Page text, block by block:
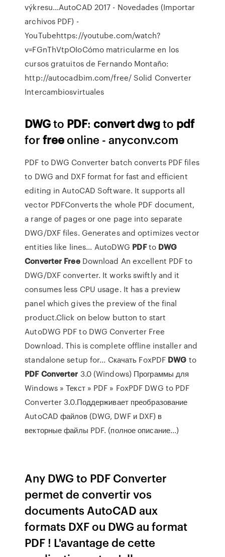
výkresu…AutoCAD 2017 - Novedades (Importar
archivos PDF) -
YouTubehttps://youtube.com/watch?
v=FGnThVtpOIoCómo matricularme en los
cursos gratuitos de Fernando Montaño:
http://autocadbim.com/free/ Solid Converter
Intercambiosvirtuales
DWGto PDF:convertdwgto pdf
forfreeonline - anyconv.com
PDF to DWG Converter batch converts PDF files
to DWG and DXF format for fast and efficient
editing in AutoCAD Software. It supports all
vector PDFConverts the whole PDF document,
a range of pages or one page into separate
DWG/DXF files. Generates and optimizes vector
entities like lines... AutoDWG PDFto DWG
Converter FreeDownload An excellent PDF to
DWG/DXF converter. It works swiftly and it
consumes less CPU usage. It has a preview
panel which gives the preview of the final
product.Click on below button to start
AutoDWG PDF to DWG Converter Free
Download. This is complete offline installer and
standalone setup for... Cкачать FoxPDF DWG to
PDF Converter 3.0 (Windows) Программы для
Windows » Текст » PDF » FoxPDF DWG to PDF
Converter 3.0.Поддерживает преобразование
AutoCAD файлов (DWG, DWF и DXF) в
векторные файлы PDF. (полное описание...)
Any DWG to PDF Converter
permet de convertir vos
documents AutoCAD aux
formats DXF ou DWG au format
PDF ! L'avantage de cette